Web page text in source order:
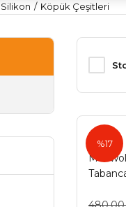
Silikon Köpük Çeşitleri
%17
Sista